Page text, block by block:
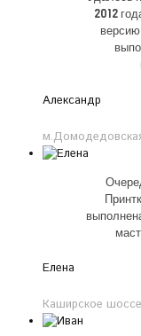
2012
Александр
Елена
Каширское шоссе